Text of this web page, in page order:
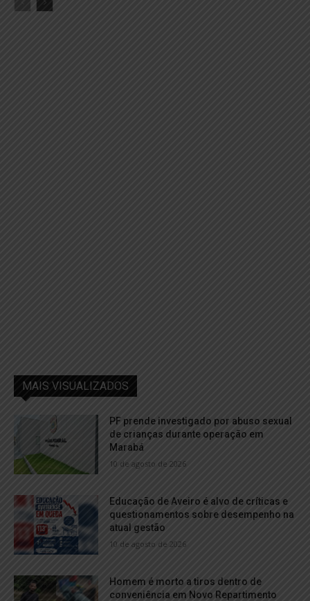
MAIS VISUALIZADOS
PF prende investigado por abuso sexual
de crianças durante operação em
Marabá
10 de agosto de 2026
Educação de Aveiro é alvo de críticas e
questionamentos sobre desempenho na
atual gestão
10 de agosto de 2026
Homem é morto a tiros dentro de
conveniência em Novo Repartimento